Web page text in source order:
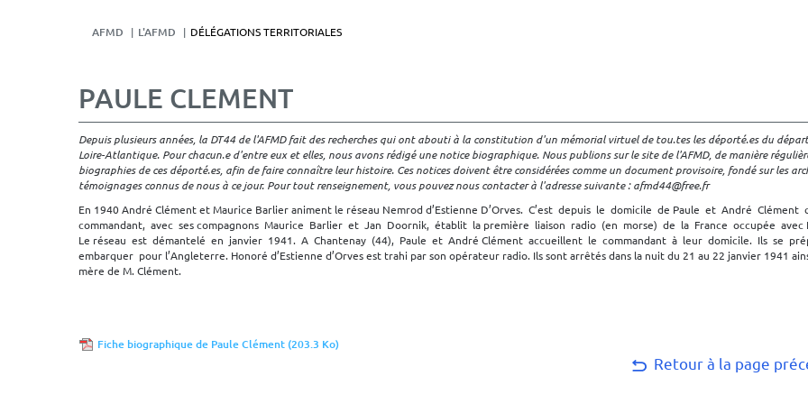
AFMD L'AFMD DÉLÉGATIONS TERRITORIALES
PAULE CLEMENT
Depuis plusieurs années, la DT44 de l'AFMD fait des recherches qui ont abouti à la constitution d'un mémorial virtuel de tou.tes les déporté.es du
Loire-Atlantique. Pour chacun.e d'entre eux et elles, nous avons rédigé une notice biographique. Nous publions sur le site de l'AFMD, de manière
biographies de ces déporté.es, afin de faire connaître leur histoire. Ces notices doivent être considérées comme un document provisoire, fondé sur les
témoignages connus de nous à ce jour. Pour tout renseignement, vous pouvez nous contacter à l'adresse suivante : afmd44@free.fr
En 1940 André Clément et Maurice Barlier animent le réseau Nemrod d’Estienne D’Orves. C’est depuis le domicile de Paule et André Clément
commandant, avec ses compagnons Maurice Barlier et Jan Doornik, établit la première liaison radio (en morse) de la France occupée avec
Le réseau est démantelé en janvier 1941. A Chantenay (44), Paule et André Clément accueillent le commandant à leur domicile. Ils se
embarquer pour l’Angleterre. Honoré d’Estienne d’Orves est trahi par son opérateur radio. Ils sont arrêtés dans la nuit du 21 au 22 janvier 1941
mère de M. Clément.
Fiche biographique de Paule Clément (203.3 Ko)
Retour à la page